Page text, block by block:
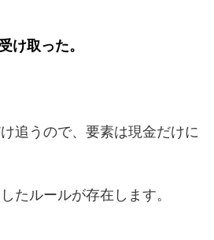
け取った。
追うので、要素は現金だけに
たルールが存在します。